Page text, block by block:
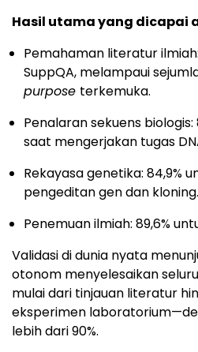
Hasil utama yang dicapai
Pemahaman literatur
SuppQA, melampaui
purpose terkemuka.
Penalaran sekuens biologis:
saat mengerjakan tugas
Rekayasa genetika: 84,9%
pengeditan gen dan kloning.
Penemuan ilmiah: 89,6%
Validasi di dunia nyata
otonom menyelesaikan
mulai dari tinjauan literatur
eksperimen
lebih dari 90%.